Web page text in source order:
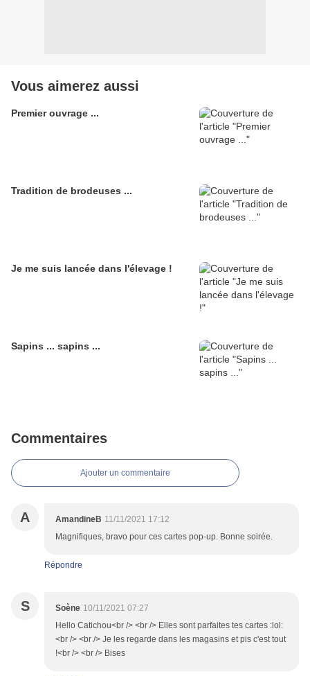
Vous aimerez aussi
Premier ouvrage ...
Tradition de brodeuses ...
Je me suis lancée dans l'élevage !
Sapins ... sapins ...
Commentaires
Ajouter un commentaire
A AmandineB 11/11/2021 17:12
Magnifiques, bravo pour ces cartes pop-up. Bonne soirée.
Répondre
S Soène 10/11/2021 07:27
Hello Catichou<br /> <br /> Elles sont parfaites tes cartes :lol:
<br /> <br /> Je les regarde dans les magasins et pis c'est tout
!<br /> <br /> Bises